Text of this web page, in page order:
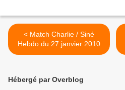
< Match Charlie / Siné
Hebdo du 27 janvier 2010
Hébergé par Overblog